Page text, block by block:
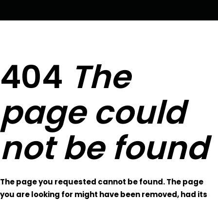
404 The
page could
not be found
The page you requested cannot be found. The page
you are looking for might have been removed, had its